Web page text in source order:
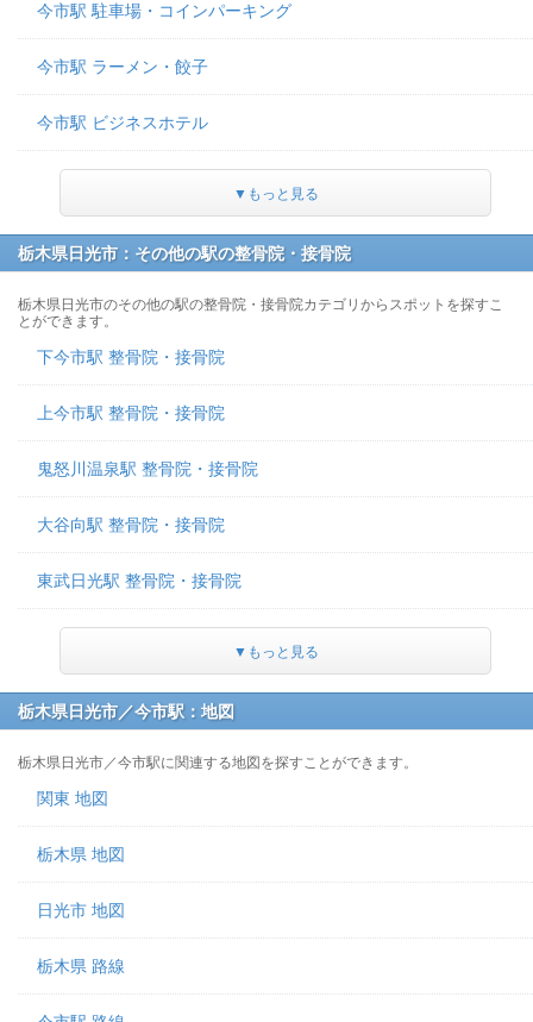
今市駅 駐車場・コインパーキング
今市駅 ラーメン・餃子
今市駅 ビジネスホテル
▼もっと見る
栃木県日光市：その他の駅の整骨院・接骨院
栃木県日光市のその他の駅の整骨院・接骨院カテゴリからスポットを探すこ
とができます。
下今市駅 整骨院・接骨院
上今市駅 整骨院・接骨院
鬼怒川温泉駅 整骨院・接骨院
大谷向駅 整骨院・接骨院
東武日光駅 整骨院・接骨院
▼もっと見る
栃木県日光市／今市駅：地図
栃木県日光市／今市駅に関連する地図を探すことができます。
関東 地図
栃木県 地図
日光市 地図
栃木県 路線